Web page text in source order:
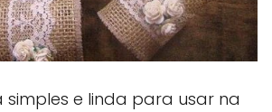
simples e linda para usar na